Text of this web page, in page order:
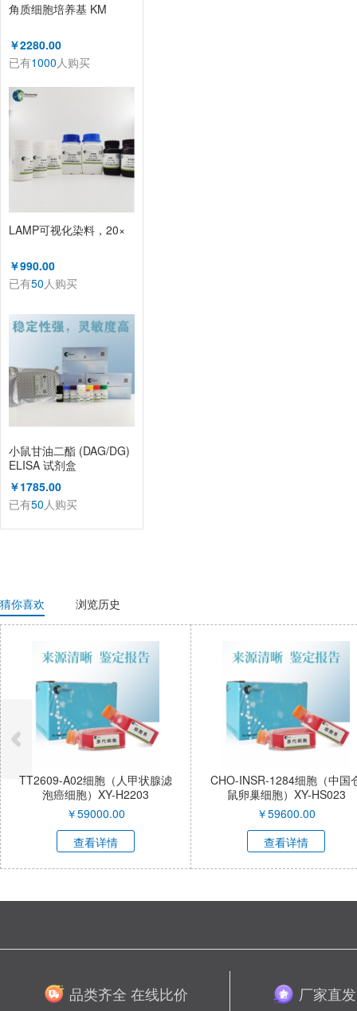
角质细胞培养基 KM
￥2280.00
已有1000人购买
LAMP可视化染料，20×
￥990.00
已有50人购买
小鼠甘油二酯 (DAG/DG)
ELISA 试剂盒
￥1785.00
已有50人购买
猜你喜欢 浏览历史
TT2609-A02细胞（人甲状腺滤
泡癌细胞）XY-H2203
￥59000.00
查看详情
CHO-INSR-1284细胞（中国仓
鼠卵巢细胞）XY-HS023
￥59600.00
查看详情
品类齐全 在线比价 厂家直